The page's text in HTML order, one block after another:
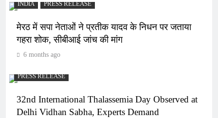
INDIA PRESS RELEASE
मेरठ में सपा नेताओं ने प्रतीक यादव के निधन पर जताया
गहरा शोक, सीबीआई जांच की मांग
6 months ago
PRESS RELEASE
32nd International Thalassemia Day Observed at
Delhi Vidhan Sabha, Experts Demand